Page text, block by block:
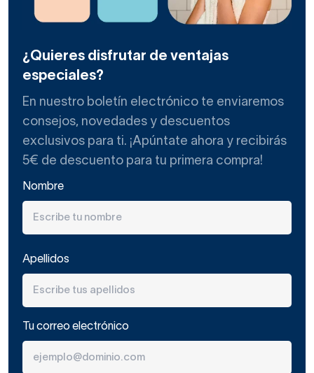
¿Quieres disfrutar de ventajas
especiales?
En nuestro boletín electrónico te enviaremos
consejos, novedades y descuentos
exclusivos para ti. ¡Apúntate ahora y recibirás
5€ de descuento para tu primera compra!
Nombre
Apellidos
Tu correo electrónico